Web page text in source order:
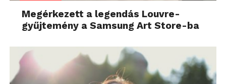
Megérkezett a legendás Louvre-
gyűjtemény a Samsung Art Store-ba